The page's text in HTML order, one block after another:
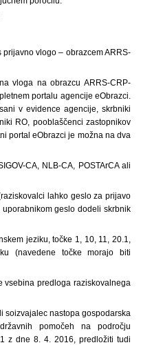
vlogo – obrazcem ARRS-
vloga na obrazcu ARRS-CRP-
portalu agencije eObrazci.
v evidence agencije, skrbniki
RO, pooblaščenci zastopnikov
portal eObrazci je možna na dva
CA, NLB-CA, POSTArCA ali
lahko geslo za prijavo
geslo dodeli skrbnik
jeziku, točke 1, 10, 11, 20.1,
(navedene točke morajo biti
vsebina predloga raziskovalnega
soizvajalec nastopa gospodarska
pomočeh na področju
z dne 8. 4. 2016, predložiti tudi